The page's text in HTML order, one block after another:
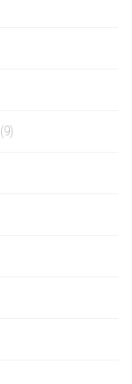
(9)